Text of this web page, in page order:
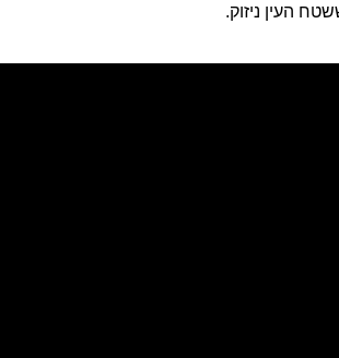
העין ניזוק.